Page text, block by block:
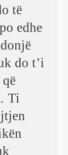
të
edhe
do t’i
Ti